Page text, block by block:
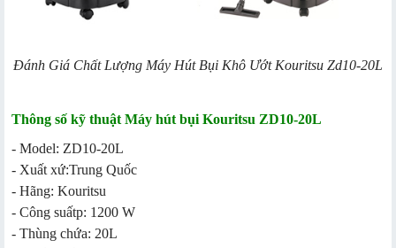
Đánh Giá Chất Lượng Máy Hút Bụi Khô Ướt Kouritsu Zd10-20L
Thông số kỹ thuật Máy hút bụi Kouritsu ZD10-20L
- Model: ZD10-20L
- Xuất xứ:Trung Quốc
- Hãng: Kouritsu
- Công suấtp: 1200 W
- Thùng chứa: 20L